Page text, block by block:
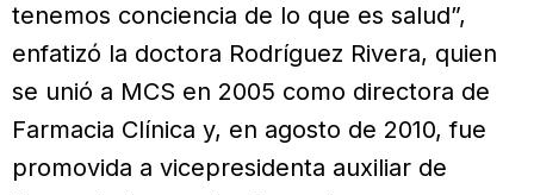
tenemos conciencia de lo que es salud”,
enfatizó la doctora Rodríguez Rivera, quien
se unió a MCS en 2005 como directora de
Farmacia Clínica y, en agosto de 2010, fue
promovida a vicepresidenta auxiliar de